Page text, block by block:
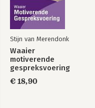
You are a badass at
making money
Stijn van Merendonk
Waaier
motiverende
gespreksvoering
€ 18,90